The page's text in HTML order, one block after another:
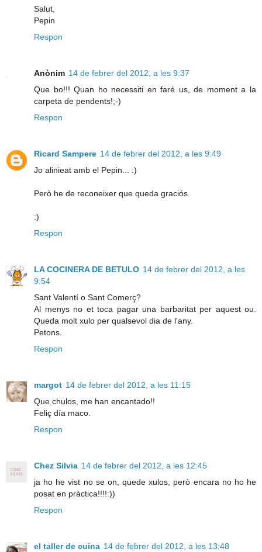
Salut,
Pepin
Respon
Anònim 14 de febrer del 2012, a les 9:37
Que bo!!! Quan ho necessiti en faré us, de moment a la
carpeta de pendents!;-)
Respon
Ricard Sampere 14 de febrer del 2012, a les 9:49
Jo alinieat amb el Pepin... :)
Però he de reconeixer que queda graciós.
:)
Respon
LA COCINERA DE BETULO 14 de febrer del 2012, a les
9:54
Sant Valentí o Sant Comerç?
Al menys no et toca pagar una barbaritat per aquest ou.
Queda molt xulo per qualsevol dia de l'any.
Petons.
Respon
margot 14 de febrer del 2012, a les 11:15
Que chulos, me han encantado!!
Feliç día maco.
Respon
Chez Silvia 14 de febrer del 2012, a les 12:45
ja ho he vist no se on, quede xulos, però encara no ho he
posat en pràctica!!!!:))
Respon
el taller de cuina 14 de febrer del 2012, a les 13:48